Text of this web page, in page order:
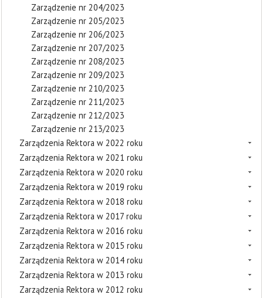
Zarządzenie nr 204/2023
Zarządzenie nr 205/2023
Zarządzenie nr 206/2023
Zarządzenie nr 207/2023
Zarządzenie nr 208/2023
Zarządzenie nr 209/2023
Zarządzenie nr 210/2023
Zarządzenie nr 211/2023
Zarządzenie nr 212/2023
Zarządzenie nr 213/2023
Zarządzenia Rektora w 2022 roku
Zarządzenia Rektora w 2021 roku
Zarządzenia Rektora w 2020 roku
Zarządzenia Rektora w 2019 roku
Zarządzenia Rektora w 2018 roku
Zarządzenia Rektora w 2017 roku
Zarządzenia Rektora w 2016 roku
Zarządzenia Rektora w 2015 roku
Zarządzenia Rektora w 2014 roku
Zarządzenia Rektora w 2013 roku
Zarządzenia Rektora w 2012 roku